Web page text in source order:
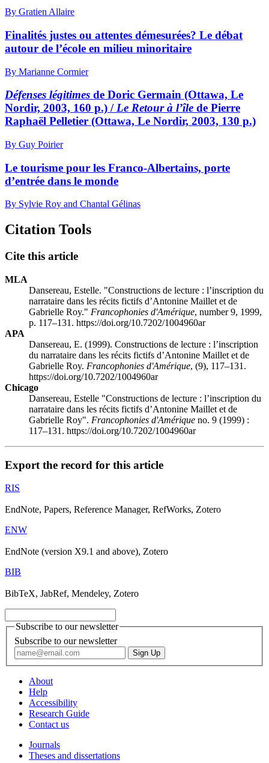
By Gratien Allaire
Finalités justes ou attentes démesurées? Le débat
autour de l’école en milieu minoritaire
By Marianne Cormier
Défenses légitimes de Doric Germain (Ottawa, Le
Nordir, 2003, 160 p.) /Le Retour à l’île de Pierre
Raphaël Pelletier (Ottawa, Le Nordir, 2003, 130 p.)
By Guy Poirier
Le tourisme pour les Franco-Albertains, porte
d’entrée dans le monde
By Sylvie Roy and Chantal Gélinas
Citation Tools
Cite this article
MLA
Dansereau, Estelle. "Constructions de lecture : l’inscription du
narrataire dans les récits fictifs d’Antonine Maillet et de
Gabrielle Roy." Francophonies d'Amérique, number 9, 1999,
p. 117–131. https://doi.org/10.7202/1004960ar
APA
Dansereau, E. (1999). Constructions de lecture : l’inscription
du narrataire dans les récits fictifs d’Antonine Maillet et de
Gabrielle Roy. Francophonies d'Amérique, (9), 117–131.
https://doi.org/10.7202/1004960ar
Chicago
Dansereau, Estelle "Constructions de lecture : l’inscription du
narrataire dans les récits fictifs d’Antonine Maillet et de
Gabrielle Roy". Francophonies d'Amérique no. 9 (1999) :
117–131. https://doi.org/10.7202/1004960ar
Export the record for this article
RIS
EndNote, Papers, Reference Manager, RefWorks, Zotero
ENW
EndNote (version X9.1 and above), Zotero
BIB
BibTeX, JabRef, Mendeley, Zotero
Subscribe to our newsletter
Subscribe to our newsletter
About
Help
Accessibility
Research Guide
Contact us
Journals
Theses and dissertations